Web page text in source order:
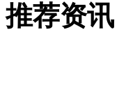
推荐资讯